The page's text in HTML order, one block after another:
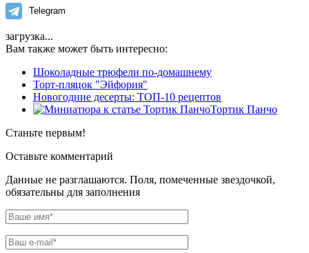
Telegram
загрузка...
Вам также может быть интересно:
Шоколадные трюфели по-домашнему
Торт-пляцок "Эйфория"
Новогодние десерты: ТОП-10 рецептов
Тортик Панчо
Станьте первым!
Оставьте комментарий
Данные не разглашаются. Поля, помеченные звездочкой,
обязательны для заполнения